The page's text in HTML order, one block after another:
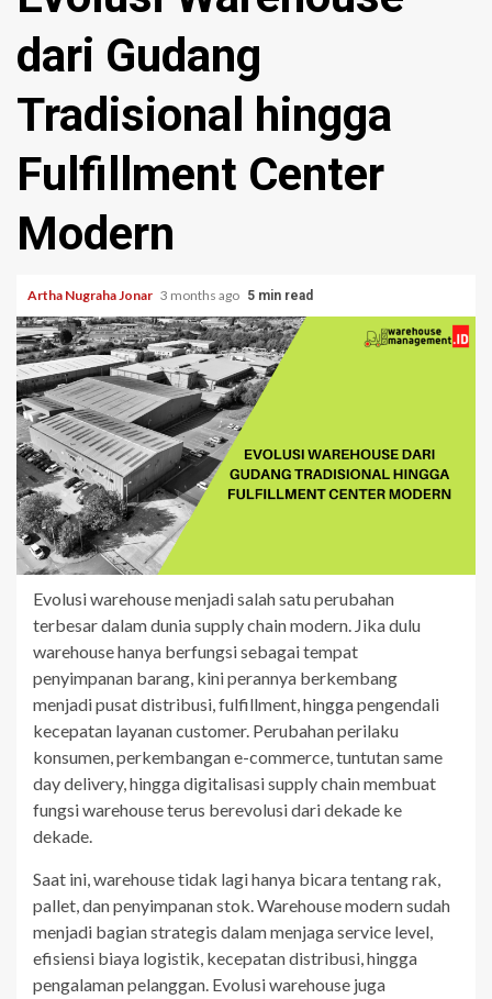
dari Gudang
Tradisional hingga
Fulfillment Center
Modern
Artha Nugraha Jonar 3 months ago 5 min read
Evolusi warehouse menjadi salah satu perubahan
terbesar dalam dunia supply chain modern. Jika dulu
warehouse hanya berfungsi sebagai tempat
penyimpanan barang, kini perannya berkembang
menjadi pusat distribusi, fulfillment, hingga pengendali
kecepatan layanan customer. Perubahan perilaku
konsumen, perkembangan e-commerce, tuntutan same
day delivery, hingga digitalisasi supply chain membuat
fungsi warehouse terus berevolusi dari dekade ke
dekade.
Saat ini, warehouse tidak lagi hanya bicara tentang rak,
pallet, dan penyimpanan stok. Warehouse modern sudah
menjadi bagian strategis dalam menjaga service level,
efisiensi biaya logistik, kecepatan distribusi, hingga
pengalaman pelanggan. Evolusi warehouse juga